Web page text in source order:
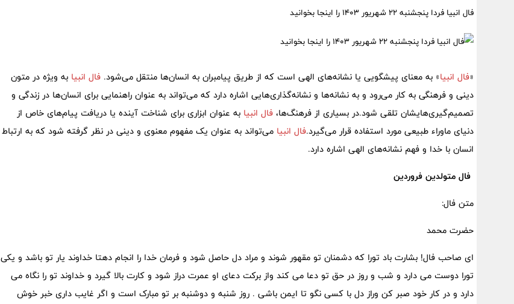
فال انبیا فردا پنجشنبه 22 شهریور 1403 را اینجا بخوانید
«فال انبیا» به معنای پیشگویی یا نشانه‌های الهی است که از طریق پیامبران به انسان‌ها منتقل می‌شود. فال انبیا به ویژه در متون
دینی و فرهنگی به کار می‌رود و به نشانه‌ها و نشانه‌گذاری‌هایی اشاره دارد که می‌تواند به عنوان راهنمایی برای انسان‌ها در زندگی و
تصمیم‌گیری‌هایشان تلقی شود.در بسیاری از فرهنگ‌ها، فال انبیا به عنوان ابزاری برای شناخت آینده یا دریافت پیام‌های خاص از
دنیای ماوراء طبیعی مورد استفاده قرار می‌گیرد.فال انبیا می‌تواند به عنوان یک مفهوم معنوی و دینی در نظر گرفته شود که به ارتباط
انسان با خدا و فهم نشانه‌های الهی اشاره دارد.
فال متولدین فروردین
متن فال:
حضرت محمد
ای صاحب فال! بشارت باد تورا که دشمنان تو مقهور شوند و مراد دل حاصل شود و فرمان خدا را انجام دهتا خداوند یار تو باشد و یکی
تورا دوست می دارد و شب و روز در حق تو دعا می کند واز برکت دعای او عمرت دراز شود و کارت بالا گیرد و خداوند تو را نگاه می
دارد و در کار خود صبر کن وراز دل با کسی نگو تا ایمن باشی . روز شنبه و دوشنبه بر تو مبارک است و اگر غایب داری خبر خوش